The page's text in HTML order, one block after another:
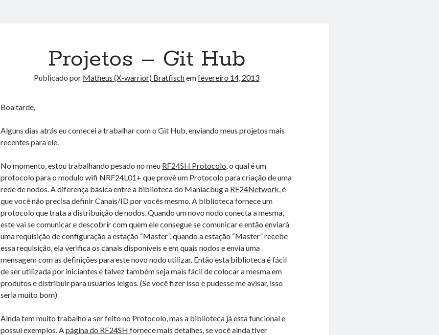
Projetos – Git Hub
Publicado por Matheus (X-warrior) Bratfischemfevereiro 14, 2013
Boa tarde,
Alguns dias atrás eu comecei a trabalhar com o Git Hub, enviando meus projetos mais
recentes para ele.
No momento, estou trabalhando pesado no meu RF24SH Protocolo, o qual é um
protocolo para o modulo wifi NRF24L01+ que provê um Protocolo para criação de uma
rede de nodos. A diferença básica entre a biblioteca do Maniacbug a RF24Network, é
que você não precisa definir Canais/ID por vocês mesmo. A biblioteca fornece um
protocolo que trata a distribuição de nodos. Quando um novo nodo conecta a mesma,
este vai se comunicar e descobrir com quem ele consegue se comunicar e então enviará
uma requisição de configuração a estação “Master”, quando a estação “Master” recebe
essa requisição, ela verifica os canais disponiveis e em quais nodos e envia uma
mensagem com as definições para este novo nodo utilizar. Então esta biblioteca é fácil
de ser utilizada por iniciantes e talvez também seja mais fácil de colocar a mesma em
produtos e distribuir para usuários leigos. (Se você fizer isso e pudesse me avisar, isso
seria muito bom)
Ainda tem muito trabalho a ser feito no Protocolo, mas a biblioteca já esta funcional e
possui exemplos. Apágina do RF24SHfornece mais detalhes, se você ainda tiver